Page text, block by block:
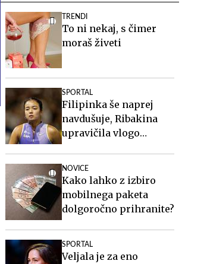
TRENDI
To ni nekaj, s čimer
moraš živeti
SPORTAL
Filipinka še naprej
navdušuje, Ribakina
upravičila vlogo
NOVICE
Kako lahko z izbiro
mobilnega paketa
dolgoročno prihranite?
SPORTAL
Veljala je za eno